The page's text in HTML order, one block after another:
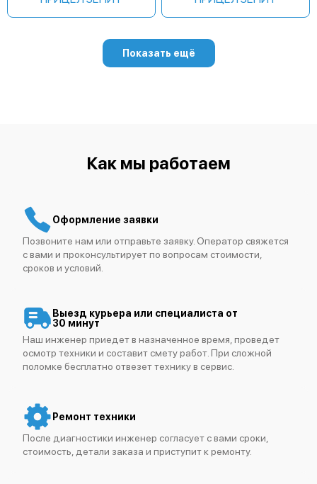
Показать ещё
Как мы работаем
Оформление заявки
Позвоните нам или отправьте заявку. Оператор свяжется
с вами и проконсультирует по вопросам стоимости,
сроков и условий.
Выезд курьера или специалиста от
30 минут
Наш инженер приедет в назначенное время, проведет
осмотр техники и составит смету работ. При сложной
поломке бесплатно отвезет технику в сервис.
Ремонт техники
После диагностики инженер согласует с вами сроки,
стоимость, детали заказа и приступит к ремонту.